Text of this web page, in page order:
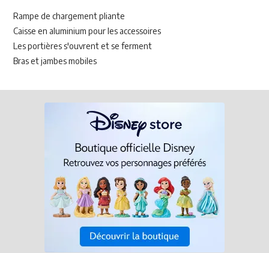
Rampe de chargement pliante
Caisse en aluminium pour les accessoires
Les portières s'ouvrent et se ferment
Bras et jambes mobiles